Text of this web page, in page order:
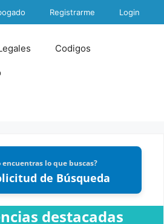
Registrarme Login
Codigos
encuentras lo que buscas?
de Búsqueda
destacadas